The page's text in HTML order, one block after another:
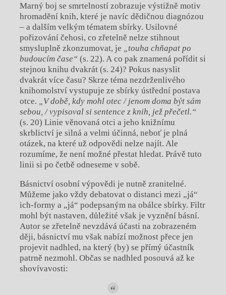
Marný boj se smrtelností zobrazuje výstižně motiv
hromadění knih, které je navíc dědičnou diagnózou
– a dalším velkým tématem sbírky. Usilovné
pořizování čehosi, co zřetelně nelze stihnout
smysluplně zkonzumovat, je
„touha chňapat po
budoucím čase“(s. 22). A co pak znamená pořídit si
stejnou knihu dvakrát (s. 24)? Pokus nasyslit
dvakrát více času? Skrze téma nezdrženlivého
knihomolství vystupuje ze sbírky ústřední postava
otce.
„V době, kdy mohl otec / jenom doma být sám
sebou, / vypisoval si sentence z knih, jež přečetl.“
(s. 20) Linie věnovaná otci a jeho knižnímu
skrblictví je silná a velmi účinná, neboť je plná
otázek, na které už odpovědi nelze najít. Ale
rozumíme, že není možné přestat hledat. Právě tuto
linii si po četbě odneseme v sobě.
Básnictví osobní výpovědi je nutně zranitelné.
Můžeme jako vždy debatovat o distanci mezi „já“
ich-formy a „já“ podepsaným na obálce sbírky. Filtr
mohl být nastaven, důležité však je vyznění básní.
Autor se zřetelně nevzdává účasti na zobrazeném
ději, básnictví mu však nabízí možnost přece jen
projevit nadhled, na který (by) se přímý účastník
patrně nezmohl. Občas se nadhled posouvá až ke
shovívavosti: